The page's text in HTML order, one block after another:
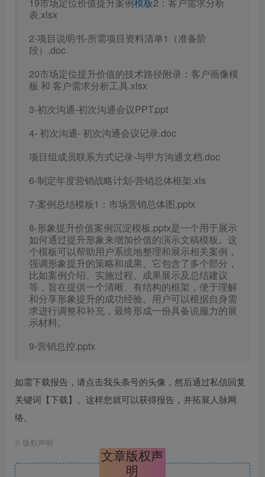
表.xlsx
2-项目说明书-所需项目资料清单1（准备阶
段）.doc
20市场定位提升价值的技术路径附录：客户画像模
板 和 客户需求分析工具.xlsx
3-初次沟通-初次沟通会议PPT.ppt
4- 初次沟通- 初次沟通会议记录.doc
项目组成员联系方式记录-与甲方沟通文档.doc
6-制定年度营销战略计划-营销总体框架.xls
7-案例总结模板1：市场营销总体图.pptx
8-形象提升价值案例沉淀模板.pptx是一个用于展示
如何通过提升形象来增加价值的演示文稿模板。这
个模板可以帮助用户系统地整理和展示相关案例，
强调形象提升的策略和成果。它包含了多个部分，
比如案例介绍、实施过程、成果展示及总结建议
等，旨在提供一个清晰、有结构的框架，便于理解
和分享形象提升的成功经验。用户可以根据自身需
求进行调整和补充，最终形成一份具备说服力的展
示材料。
9-营销总控.pptx
如需下载报告，请点击我头条号的头像，然后通过私信回复
关键词【下载】。这样您就可以获得报告，并拓展人脉网
络。
© 版权声明
文章版权声
明